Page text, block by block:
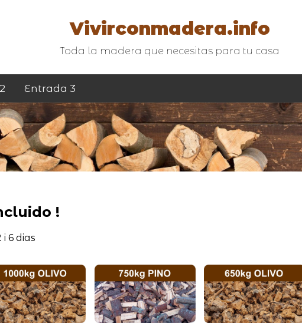
Vivirconmadera.info
Toda la madera que necesitas para tu casa
Entrada 3
!
6 dias